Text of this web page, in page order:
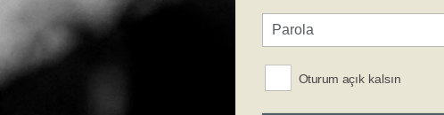
Oturum açık kalsın